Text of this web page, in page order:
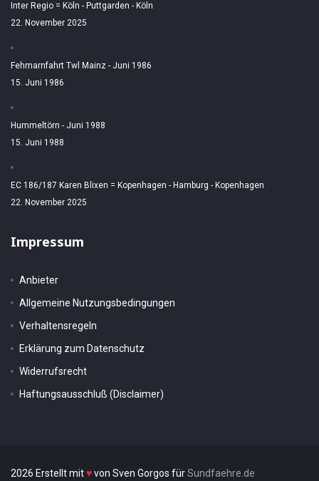
Inter Regio = Köln - Puttgarden - Köln
22. November 2025
Fehmarnfahrt Twl Mainz - Juni 1986
15. Juni 1986
Hummeltörn - Juni 1988
15. Juni 1988
EC 186/187 Karen Blixen = Kopenhagen - Hamburg - Kopenhagen
22. November 2025
Impressum
Anbieter
Allgemeine Nutzungsbedingungen
Verhaltensregeln
Erklärung zum Datenschutz
Widerrufsrecht
Haftungsausschluß (Disclaimer)
2026 Erstellt mit♥von Sven Gorgos fürSundfaehre.de